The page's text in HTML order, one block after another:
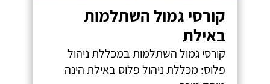
קורסי גמול השתלמות
באילת
קורסי גמול השתלמות במכללת ניהול
פלוס: מכללת ניהול פלוס באילת הינה